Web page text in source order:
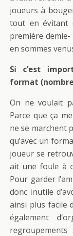
joueurs à
tout en évitant
première
en sommes
Si c’est
format
On ne voulait
Parce que ça
ne se marchent
qu’avec un
joueur se
ait une foule à
Pour garder
donc inutile
ainsi plus facile
également